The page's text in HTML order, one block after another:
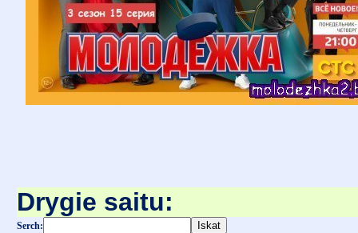
Drygie saitu:
Serch: